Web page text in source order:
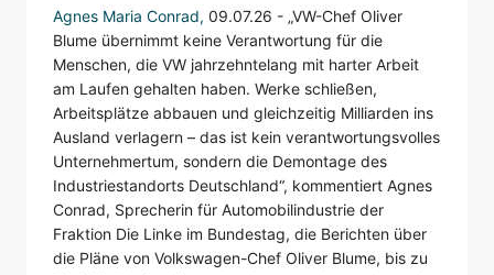
Agnes Maria Conrad, 09.07.26 - „VW-Chef Oliver
Blume übernimmt keine Verantwortung für die
Menschen, die VW jahrzehntelang mit harter Arbeit
am Laufen gehalten haben. Werke schließen,
Arbeitsplätze abbauen und gleichzeitig Milliarden ins
Ausland verlagern – das ist kein verantwortungsvolles
Unternehmertum, sondern die Demontage des
Industriestandorts Deutschland“, kommentiert Agnes
Conrad, Sprecherin für Automobilindustrie der
Fraktion Die Linke im Bundestag, die Berichten über
die Pläne von Volkswagen-Chef Oliver Blume, bis zu